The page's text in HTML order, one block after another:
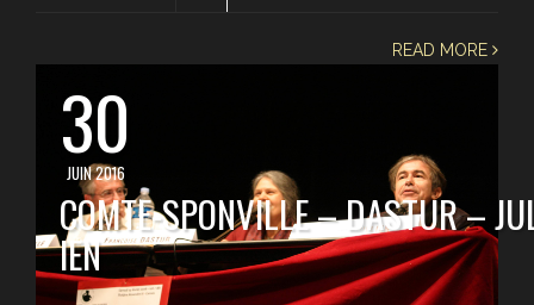
READ MORE
30
JUIN 2016
COMTE-SPONVILLE – DASTUR –
IEN